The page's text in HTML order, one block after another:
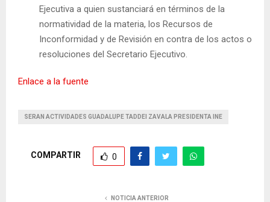
Ejecutiva a quien sustanciará en términos de la
normatividad de la materia, los Recursos de
Inconformidad y de Revisión en contra de los actos o
resoluciones del Secretario Ejecutivo.
Enlace a la fuente
SERAN ACTIVIDADES GUADALUPE TADDEI ZAVALA PRESIDENTA INE
COMPARTIR 0
NOTICIA ANTERIOR